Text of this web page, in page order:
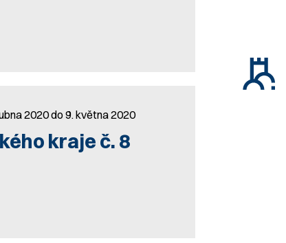
2020 do 9. května 2020
kraje č. 8